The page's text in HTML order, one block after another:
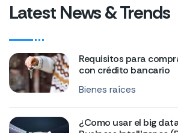
Latest News & Trends
Requisitos para
con crédito bancario
Bienes raíces
¿Como usar el big